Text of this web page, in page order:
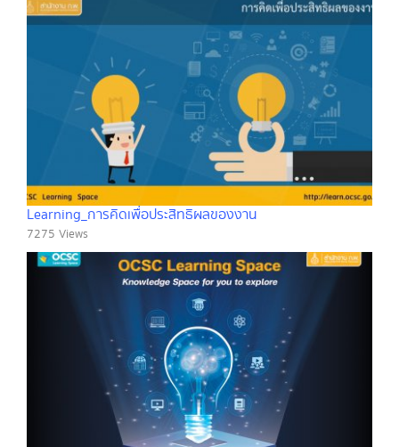
Learning_การคิดเพื่อประสิทธิผลของงาน
7275 Views